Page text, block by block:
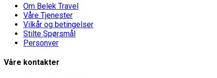
Om Belek Travel
Våre Tjenester
Vilkår og betingelser
Stilte Spørsmål
Personver
Våre kontakter